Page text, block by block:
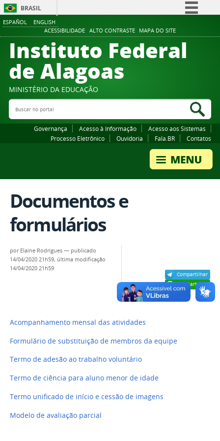
ESPAÑOL ENGLISH
ACESSIBILIDADE ALTO CONTRASTE MAPA DO SITE
BRASIL
Comunica BR
Participe
Canais
Instituto Federal
de Alagoas
MINISTÉRIO DA EDUCAÇÃO
Buscar no portal
Governança Acesso à Informação
Acesso aos Sistemas
Processo Eletrônico
Ouvidoria Fala.BR Contatos
Documentos e
formulários
Compartilhar
Compartilhar
por Elaine Rodrigues — publicado
14/04/2020 21h59, última modificação
14/04/2020 21h59
Acompanhamento mensal das atividades
Formulário de substituição de membros da equipe
Termo de adesão ao trabalho voluntário
Termo de ciência para aluno menor de idade
Termo unificado de início e cessão de imagens
Modelo de avaliação parcial